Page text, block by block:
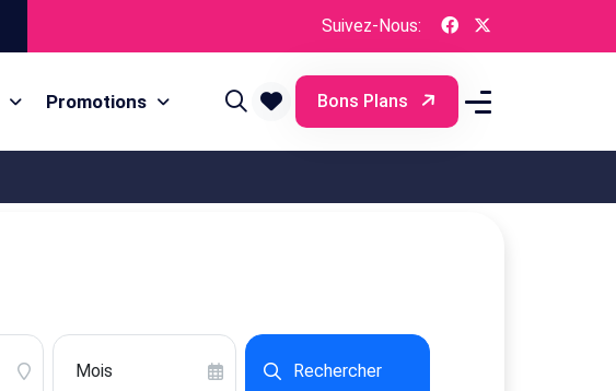
Suivez-Nous:
Promotions Bons Plans
Rechercher